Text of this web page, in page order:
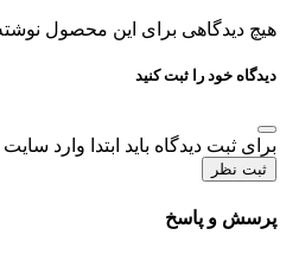
هیچ دیدگاهی برای این محصول
دیدگاه خود را ثبت کنید
برای ثبت دیدگاه باید ابتدا وارد
ثبت نظر
پرسش و پاسخ